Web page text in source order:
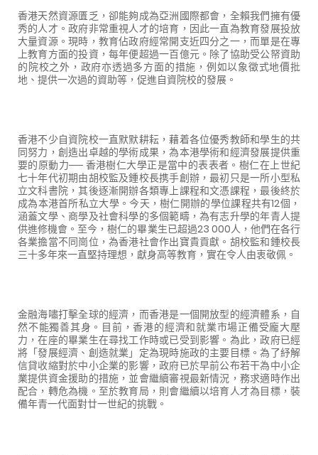
香港天然資源匱乏，卻能夠成為亞洲國際都會，全賴我們擁有優
秀的人才。政府非常重視人才的培育，因此一直為教育發展投放
大量資源。現時，教育佔政府經常開支近四分之一，而單是在專
上教育方面的投資，每年便超過一百億元。除了協助受公帑資助
的院校之外，政府亦透過多方面的措施，例如以象徵式地價批
地、提供一次過的資助等，促進自資院校的發展。
香港不少自資院校一直默默耕耘，藉着各位優秀教師和學生的共
同努力，創造出卓越的學術成果，為本港學術和經濟發展提供重
要的原動力── 香港樹仁大學正是當中的表表者。樹仁在上世紀
七十年代初期由胡校監及鍾校長携手創辦，最初只是一所小型私
立文科書院，其後逐漸開辦各類專上課程和文憑課程，最後終於
成為本港首所私立大學。今天，樹仁開辦的學位課程共有12個，
涵蓋文學、商學及社會科學的多個範疇，為有志升學的年青人提
供進修機會。至今，樹仁的畢業生已超過23 000人，他們在各行
各業擔當不同崗位，為香港社會作出寶貴貢獻。胡校監和鍾校長
三十多年來一直堅持理想，獻身高等教育，實在令人由衷敬佩。
金融海嘯打擊全球的經濟，而香港是一個開放型的經濟體系，自
然不能獨善其身。目前，香港的經濟和就業市場正備受龐大壓
力，在座的畢業生在尋找工作時或已受到影響。為此，政府已經
將「發展經濟、創造就業」定為現時施政的主要目標。為了紓解
信貸收縮對於中小企業的影響，政府已於早前公布若干為中小企
業提供資金援助的措施，並會繼續審視最新情況，務求適時作出
配合，轉危為機。至於教育局，則會繼續以培育人才為目標，裝
備年青一代面對廿一世紀的挑戰。